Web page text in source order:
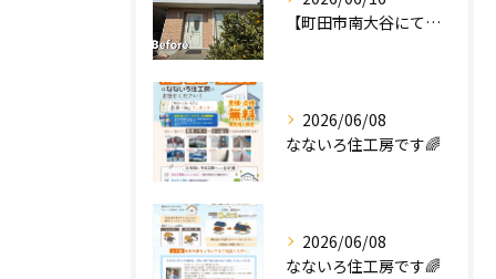
【町田市南大谷にて外壁塗装工事完工のお知らせ】
2026/06/08
なないろ住工房です🌈
2026/06/08
なないろ住工房です🌈